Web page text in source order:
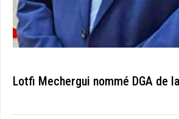
Lotfi Mechergui nommé DGA de